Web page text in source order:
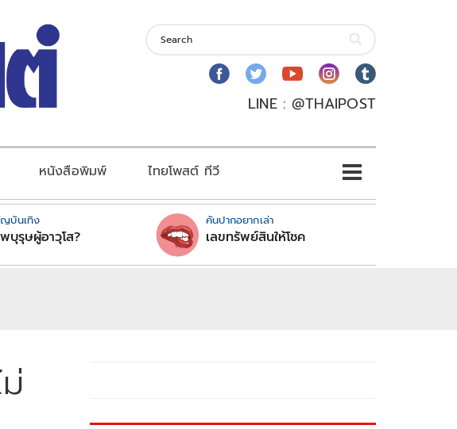
LINE : @THAIPOST
หนังสือพิมพ์ ไทยโพสต์ ทีวี
บันเทิง
บุรุษผู้อาวุโส?
คันปากอยากเล่า
เลขทรัพย์สินให้โชค